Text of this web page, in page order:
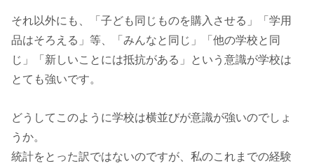
それ以外にも、「子ども同じものを購入させる」「学用
品はそろえる」等、「みんなと同じ」「他の学校と同
じ」「新しいことには抵抗がある」という意識が学校は
とても強いです。
どうしてこのように学校は横並びが意識が強いのでしょ
うか。
統計をとった訳ではないのですが、私のこれまでの経験